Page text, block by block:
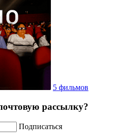
5 фильмов
рассылку?
Подписаться